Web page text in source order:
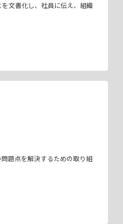
文書化し、社員に伝え、組織
題点を解決するための取り組